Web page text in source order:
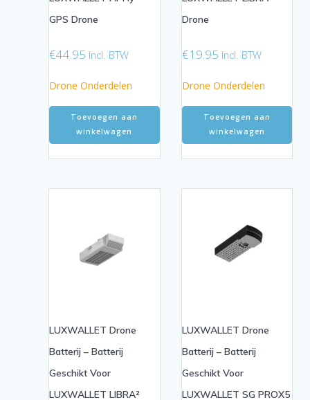
GPS Drone
€44.95 Incl. BTW
Drone Onderdelen
Toevoegen aan
winkelwagen
Drone
€19.95 Incl. BTW
Drone Onderdelen
Toevoegen aan
winkelwagen
LUXWALLET Drone
Batterij – Batterij
Geschikt Voor
LUXWALLET LIBRA²
LUXWALLET Drone
Batterij – Batterij
Geschikt Voor
LUXWALLET SG PROX5